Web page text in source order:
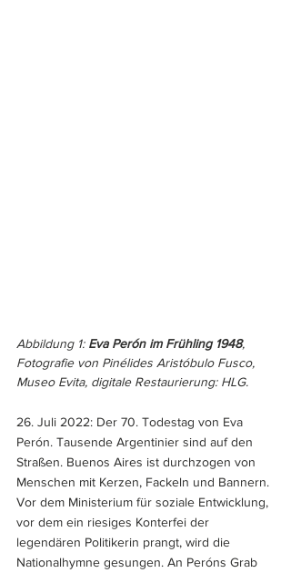
Abbildung 1: Eva Perón im Frühling 1948,
Fotografie von Pinélides Aristóbulo Fusco,
Museo Evita, digitale Restaurierung: HLG.
26. Juli 2022: Der 70. Todestag von Eva
Perón. Tausende Argentinier sind auf den
Straßen. Buenos Aires ist durchzogen von
Menschen mit Kerzen, Fackeln und Bannern.
Vor dem Ministerium für soziale Entwicklung,
vor dem ein riesiges Konterfei der
legendären Politikerin prangt, wird die
Nationalhymne gesungen. An Peróns Grab